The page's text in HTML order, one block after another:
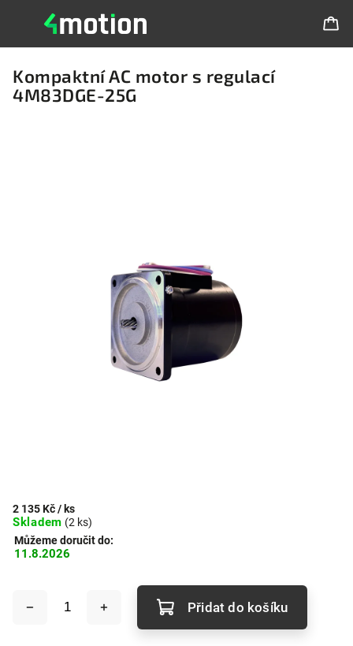
Kompaktní AC motor s regulací
4M83DGE-25G
2 135 Kč/ ks
Skladem (2 ks)
Můžeme doručit do:
11.8.2026
Přidat do košíku